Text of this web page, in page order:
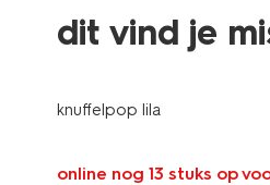
dit vind je
knuffelpop lila
online nog 13 stuks op